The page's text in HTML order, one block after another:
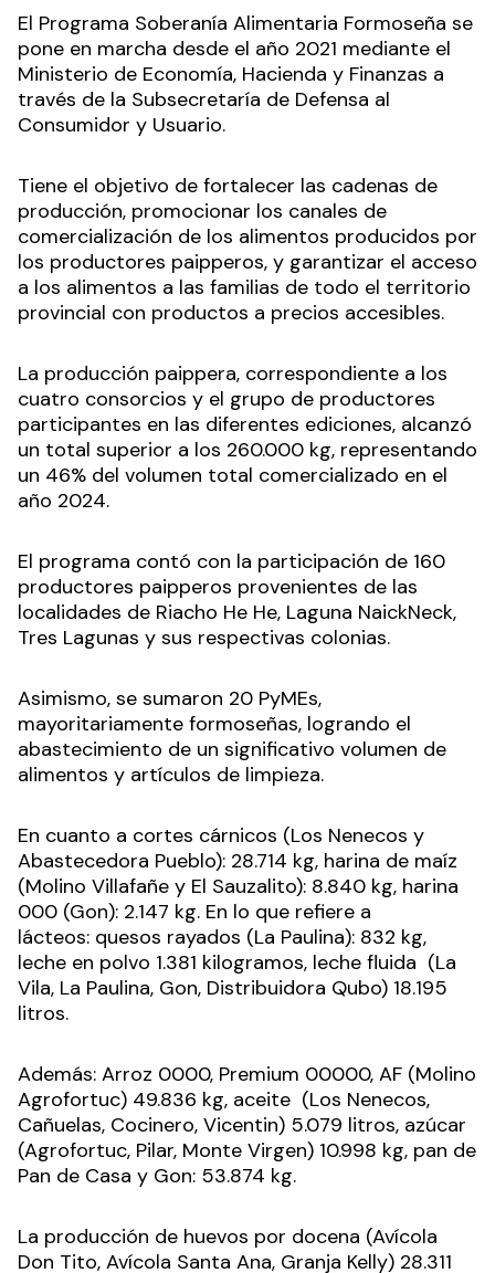
El Programa Soberanía Alimentaria Formoseña se
pone en marcha desde el año 2021 mediante el
Ministerio de Economía, Hacienda y Finanzas a
través de la Subsecretaría de Defensa al
Consumidor y Usuario.
Tiene el objetivo de fortalecer las cadenas de
producción, promocionar los canales de
comercialización de los alimentos producidos por
los productores paipperos, y garantizar el acceso
a los alimentos a las familias de todo el territorio
provincial con productos a precios accesibles.
La producción paippera, correspondiente a los
cuatro consorcios y el grupo de productores
participantes en las diferentes ediciones, alcanzó
un total superior a los 260.000 kg, representando
un 46% del volumen total comercializado en el
año 2024.
El programa contó con la participación de 160
productores paipperos provenientes de las
localidades de Riacho He He, Laguna NaickNeck,
Tres Lagunas y sus respectivas colonias.
Asimismo, se sumaron 20 PyMEs,
mayoritariamente formoseñas, logrando el
abastecimiento de un significativo volumen de
alimentos y artículos de limpieza.
En cuanto a cortes cárnicos (Los Nenecos y
Abastecedora Pueblo): 28.714 kg, harina de maíz
(Molino Villafañe y El Sauzalito): 8.840 kg, harina
000 (Gon): 2.147 kg. En lo que refiere a
lácteos: quesos rayados (La Paulina): 832 kg,
leche en polvo 1.381 kilogramos, leche fluida (La
Vila, La Paulina, Gon, Distribuidora Qubo) 18.195
litros.
Además: Arroz 0000, Premium 00000, AF (Molino
Agrofortuc) 49.836 kg, aceite (Los Nenecos,
Cañuelas, Cocinero, Vicentin) 5.079 litros, azúcar
(Agrofortuc, Pilar, Monte Virgen) 10.998 kg, pan de
Pan de Casa y Gon: 53.874 kg.
La producción de huevos por docena (Avícola
Don Tito, Avícola Santa Ana, Granja Kelly) 28.311